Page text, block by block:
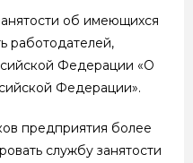
об имеющихся
работодателей,
Федерации «О
Федерации».
предприятия более
службу занятости